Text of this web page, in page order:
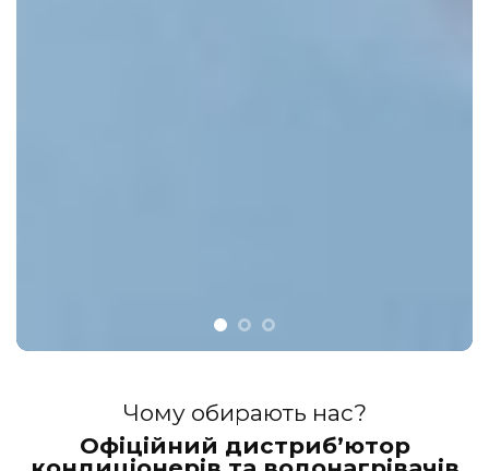
Чому обирають нас?
Офіційний дистриб’ютор